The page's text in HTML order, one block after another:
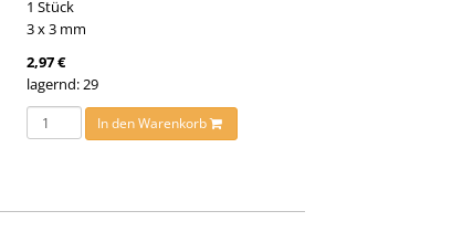
1 Stück
3 x 3 mm
2,97 €
lagernd: 29
In den Warenkorb